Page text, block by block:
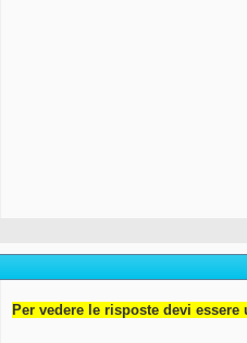
Per vedere le risposte devi